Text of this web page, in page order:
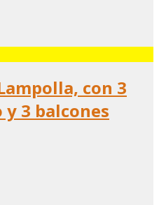
con 3
3 balcones